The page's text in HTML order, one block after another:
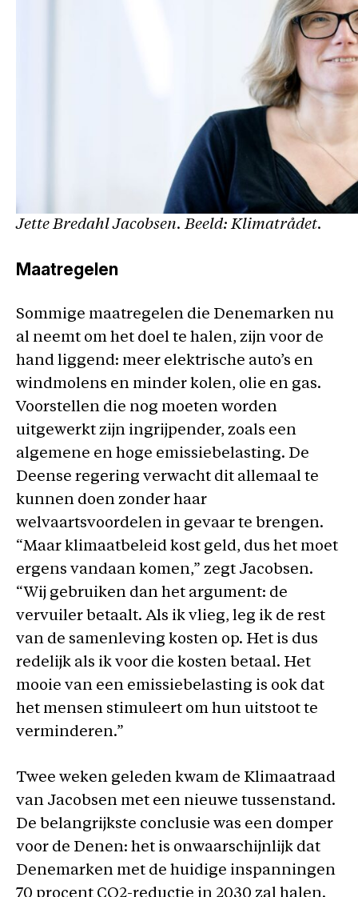
Jette Bredahl Jacobsen. Beeld: Klimatrådet.
Maatregelen
Sommige maatregelen die Denemarken nu
al neemt om het doel te halen, zijn voor de
hand liggend: meer elektrische auto’s en
windmolens en minder kolen, olie en gas.
Voorstellen die nog moeten worden
uitgewerkt zijn ingrijpender, zoals een
algemene en hoge emissiebelasting. De
Deense regering verwacht dit allemaal te
kunnen doen zonder haar
welvaartsvoordelen in gevaar te brengen.
“Maar klimaatbeleid kost geld, dus het moet
ergens vandaan komen,” zegt Jacobsen.
“Wij gebruiken dan het argument: de
vervuiler betaalt. Als ik vlieg, leg ik de rest
van de samenleving kosten op. Het is dus
redelijk als ik voor die kosten betaal. Het
mooie van een emissiebelasting is ook dat
het mensen stimuleert om hun uitstoot te
verminderen.”
Twee weken geleden kwam de Klimaatraad
van Jacobsen met een nieuwe tussenstand.
De belangrijkste conclusie was een domper
voor de Denen: het is onwaarschijnlijk dat
Denemarken met de huidige inspanningen